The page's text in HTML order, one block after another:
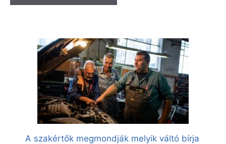
A szakértők megmondják melyik váltó bírja